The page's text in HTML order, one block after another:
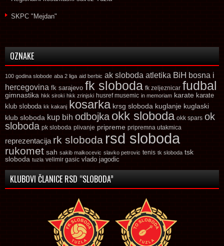
SKPC "Mejdan"
OZNAKE
100 godina slobode aba 2 liga aid berbic ak sloboda atletika BiH bosna i
hercegovina fk sarajevo fk sloboda fk zeljeznicar fudbal
gimnastika hkk siroki hkk zrinjski husref musemic in memoriam karate karate
klub sloboda kk kakanj kosarka krsg sloboda kuglanje kuglaski
klub sloboda kup bih odbojka okk sloboda okk spars ok
sloboda pk sloboda plivanje pripreme pripremna utakmica
reprezentacija rk sloboda rsd sloboda
rukomet sah sakib malkocevic slavko petrovic tenis tk sloboda tsk
sloboda tuzla velimir gasic vlado jagodic
KLUBOVI ČLANICE RSD “SLOBODA”